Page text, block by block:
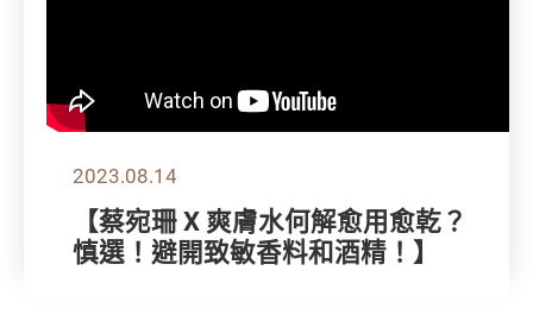
2023.08.14
【蔡宛珊 X 爽膚水何解愈用愈乾？
慎選！避開致敏香料和酒精！】